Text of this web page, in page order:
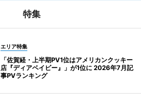
特集
エリア特集
「佐賀経・上半期PV1位はアメリカンクッキー
店『ディアベイビー』」が1位に 2026年7月記
事PVランキング